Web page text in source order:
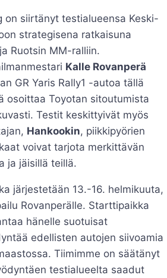
on siirtänyt testialueensa Keski-
strategisena ratkaisuna
Ruotsin MM-ralliin.
Kalle Rovanperä
GR Yaris Rally1 -autoa tällä
osoittaa Toyotan sitoutumista
Testit keskittyivät myös
Hankookin, piikkipyörien
voivat tarjota merkittävän
ja jäisillä teillä.
järjestetään 13.-16. helmikuuta,
Rovanperälle. Starttipaikka
hänelle suotuisat
edellisten autojen siivoamia
Tiimimme on säätänyt
testialueelta saadut